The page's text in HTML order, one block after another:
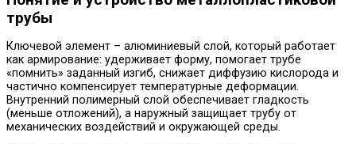
трубы
Ключевой элемент – алюминиевый слой, который работает
как армирование: удерживает форму, помогает трубе
«помнить» заданный изгиб, снижает диффузию кислорода и
частично компенсирует температурные деформации.
Внутренний полимерный слой обеспечивает гладкость
(меньше отложений), а наружный защищает трубу от
механических воздействий и окружающей среды.